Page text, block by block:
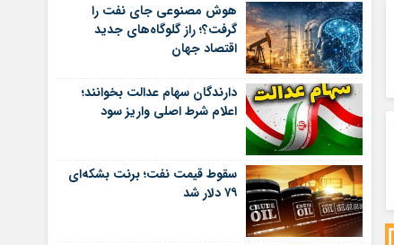
هوش مصنوعی جای نفت را
گرفت؟؛ راز گلوگاه‌های جدید
اقتصاد جهان
دارندگان سهام عدالت بخوانند؛
اعلام شرط اصلی واریز سود
سقوط قیمت نفت؛ برنت بشکه‌ای
۷۹ دلار شد